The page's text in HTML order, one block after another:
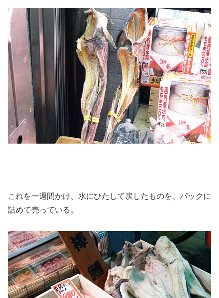
これを一週間かけ、水にひたして戻したものを、パックに
詰めて売っている。